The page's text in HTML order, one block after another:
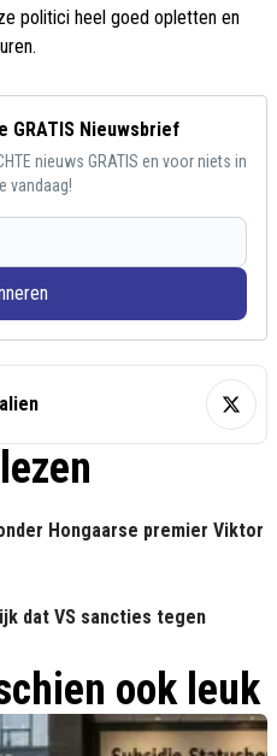
politici heel goed opletten en
GRATIS Nieuwsbrief
nieuws GRATIS en voor niets in
vandaag!
Hongaarse premier Viktor
dat VS sancties tegen
ook leuk